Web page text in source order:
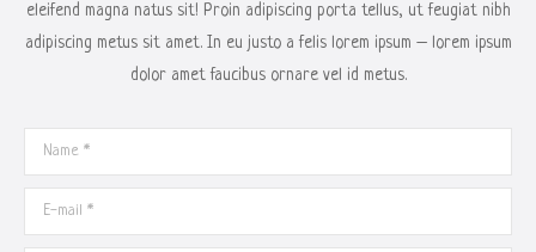
eleifend magna natus sit! Proin adipiscing porta tellus, ut feugiat nibh
adipiscing metus sit amet. In eu justo a felis lorem ipsum – lorem ipsum
dolor amet faucibus ornare vel id metus.
Name *
E-mail *